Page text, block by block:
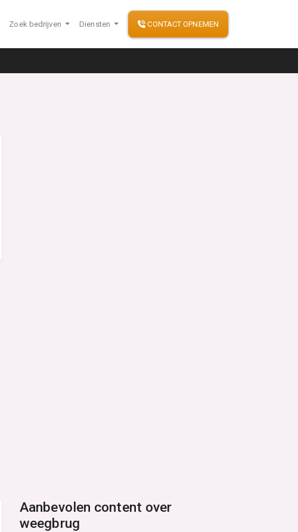
Zoek bedrijven Diensten CONTACT OPNEMEN
Aanbevolen content over
weegbrug